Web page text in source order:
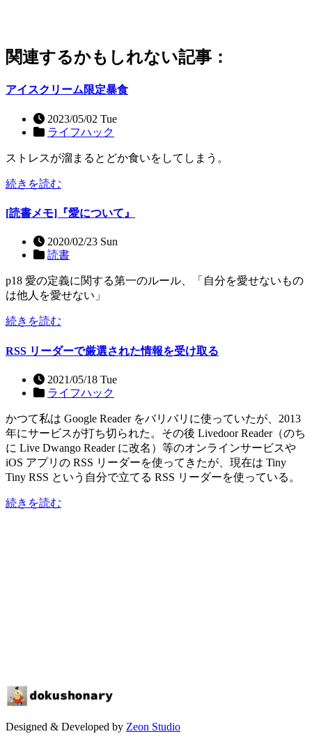
関連するかもしれない記事：
アイスクリーム限定暴食
2023/05/02 Tue
ライフハック
ストレスが溜まるとどか食いをしてしまう。
続きを読む
[読書メモ]『愛について』
2020/02/23 Sun
読書
p18 愛の定義に関する第一のルール、「自分を愛せないもの
は他人を愛せない」
続きを読む
RSS リーダーで厳選された情報を受け取る
2021/05/18 Tue
ライフハック
かつて私は Google Reader をバリバリに使っていたが、2013
年にサービスが打ち切られた。その後 Livedoor Reader（のち
に Live Dwango Reader に改名）等のオンラインサービスや
iOS アプリの RSS リーダーを使ってきたが、現在は Tiny
Tiny RSS という自分で立てる RSS リーダーを使っている。
続きを読む
Designed & Developed by Zeon Studio